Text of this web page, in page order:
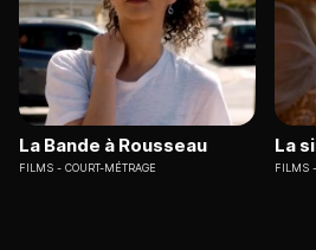
La Bande à Rousseau
FILMS COURT-MÉTRAGE
La
FILMS